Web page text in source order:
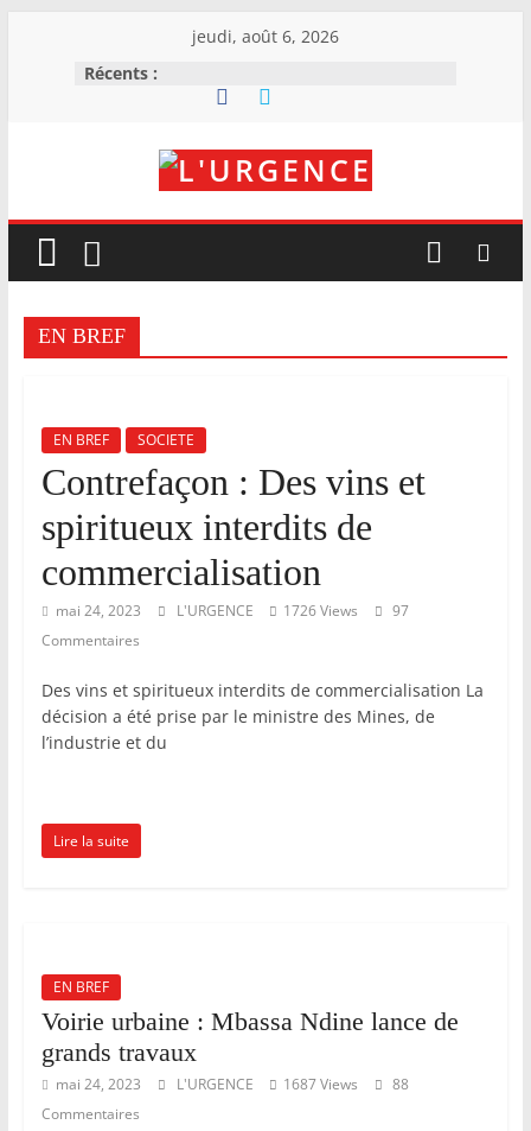
jeudi, août 6, 2026
Récents :
L'Urgence
o
m
e
r
,
v
l
l
l
e
r
EN BREF
EN BREF SOCIETE
Contrefaçon : Des vins et
spiritueux interdits de
commercialisation
mai 24, 2023 L'URGENCE 1726 Views
97
Commentaires
Des vins et spiritueux interdits de commercialisation La
décision a été prise par le ministre des Mines, de
l’industrie et du
Lire la suite
EN BREF
Voirie urbaine : Mbassa Ndine lance de
grands travaux
mai 24, 2023 L'URGENCE 1687 Views
88
Commentaires